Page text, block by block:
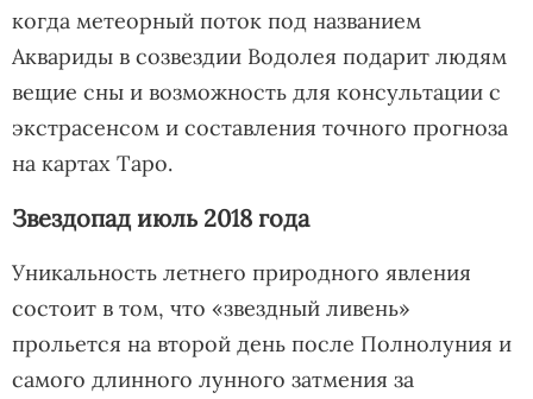
когда метеорный поток под названием
Аквариды в созвездии Водолея подарит людям
вещие сны и возможность для консультации с
экстрасенсом и составления точного прогноза
на картах Таро.
Звездопад июль 2018 года
Уникальность летнего природного явления
состоит в том, что «звездный ливень»
прольется на второй день после Полнолуния и
самого длинного лунного затмения за